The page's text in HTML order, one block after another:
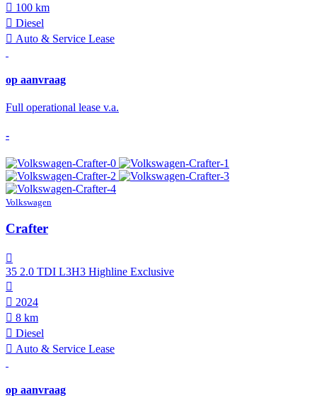
100 km
Diesel
Auto & Service Lease
op aanvraag
Full operational lease v.a.
-
Volkswagen
Crafter
35 2.0 TDI L3H3 Highline Exclusive
2024
8 km
Diesel
Auto & Service Lease
op aanvraag